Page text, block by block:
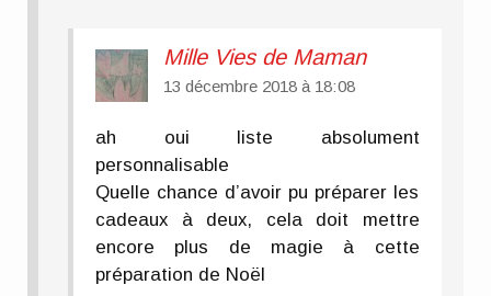
Mille Vies de Maman
13 décembre 2018 à 18:08
ah oui liste absolument
personnalisable
Quelle chance d’avoir pu préparer les
cadeaux à deux, cela doit mettre
encore plus de magie à cette
préparation de Noël